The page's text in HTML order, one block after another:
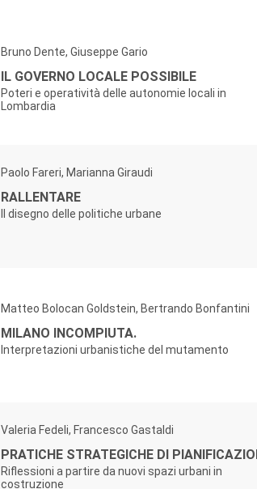
Bruno Dente, Giuseppe Gario
IL GOVERNO LOCALE POSSIBILE
Poteri e operatività delle autonomie locali in
Lombardia
Paolo Fareri, Marianna Giraudi
RALLENTARE
Il disegno delle politiche urbane
Matteo Bolocan Goldstein, Bertrando Bonfantini
MILANO INCOMPIUTA.
Interpretazioni urbanistiche del mutamento
Valeria Fedeli, Francesco Gastaldi
PRATICHE STRATEGICHE DI
Riflessioni a partire da nuovi spazi urbani in
costruzione